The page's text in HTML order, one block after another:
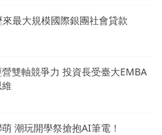
最大規模國際銀團社會貸款
雙軸競爭力 投資長受臺大EMBA
潮玩開學祭搶抱AI筆電！